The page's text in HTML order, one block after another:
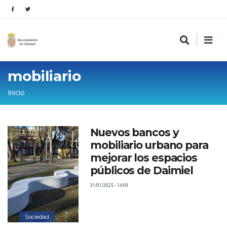
mobiliario
Sobrescribir
enlaces
de
ayuda
a
la
navegación
Inicio
Sociedad
Nuevos bancos y
mobiliario urbano para
mejorar los espacios
públicos de Daimiel
31/01/2025 - 14:09